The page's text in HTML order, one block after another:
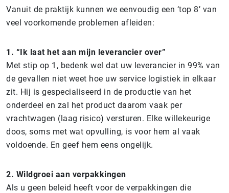
Vanuit de praktijk kunnen we eenvoudig een ‘top 8’ van
veel voorkomende problemen afleiden:
1. “Ik laat het aan mijn leverancier over”
Met stip op 1, bedenk wel dat uw leverancier in 99% van
de gevallen niet weet hoe uw service logistiek in elkaar
zit. Hij is gespecialiseerd in de productie van het
onderdeel en zal het product daarom vaak per
vrachtwagen (laag risico) versturen. Elke willekeurige
doos, soms met wat opvulling, is voor hem al vaak
voldoende. En geef hem eens ongelijk.
2. Wildgroei aan verpakkingen
Als u geen beleid heeft voor de verpakkingen die